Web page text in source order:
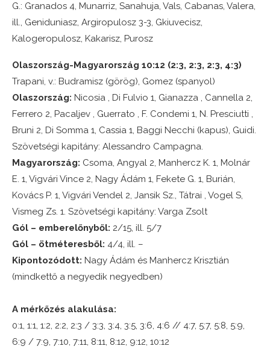
G.: Granados 4, Munarriz, Sanahuja, Vals, Cabanas, Valera,
ill., Geniduniasz, Argiropulosz 3-3, Gkiuvecisz,
Kalogeropulosz, Kakarisz, Purosz
Olaszország-Magyarország 10:12 (2:3, 2:3, 2:3, 4:3)
Trapani, v.: Budramisz (görög), Gomez (spanyol)
Olaszország: Nicosia , Di Fulvio 1, Gianazza , Cannella 2,
Ferrero 2, Pacaljev , Guerrato , F. Condemi 1, N. Presciutti ,
Bruni 2, Di Somma 1, Cassia 1, Baggi Necchi (kapus), Guidi.
Szövetségi kapitány: Alessandro Campagna.
Magyarország: Csoma, Angyal 2, Manhercz K. 1, Molnár
E. 1, Vigvári Vince 2, Nagy Ádám 1, Fekete G. 1, Burián,
Kovács P. 1, Vigvári Vendel 2, Jansik Sz., Tátrai , Vogel S,
Vismeg Zs. 1. Szövetségi kapitány: Varga Zsolt
Gól – emberelőnyből: 2/15, ill. 5/7
Gól – ötméteresből: 4/4, ill. –
Kipontozódott: Nagy Ádám és Manhercz Krisztián
(mindkettő a negyedik negyedben)
A mérkőzés alakulása:
0:1, 1:1, 1:2, 2:2, 2:3 / 3:3, 3:4, 3:5, 3:6, 4:6 // 4:7, 5:7, 5:8, 5:9,
6:9 / 7:9, 7:10, 7:11, 8:11, 8:12, 9:12, 10:12